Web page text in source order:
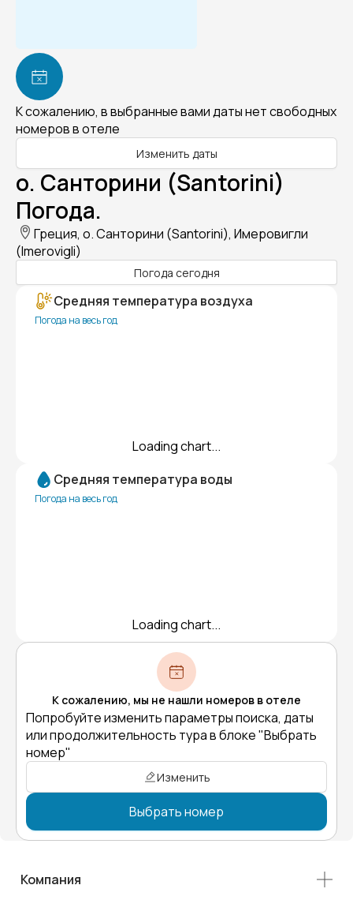
К сожалению, в выбранные вами даты нет свободных
номеров в отеле
Изменить даты
о. Санторини (Santorini)
Погода.
Греция, о. Санторини (Santorini), Имеровигли
(Imerovigli)
Погода сегодня
Средняя температура воздуха
Погода на весь год
Loading chart...
Средняя температура воды
Погода на весь год
Loading chart...
К сожалению, мы не нашли номеров в отеле
Попробуйте изменить параметры поиска, даты
или продолжительность тура в блоке "Выбрать
номер"
Изменить
Выбрать номер
Компания